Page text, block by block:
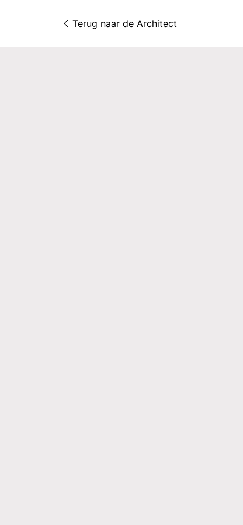
Terug naar de Architect